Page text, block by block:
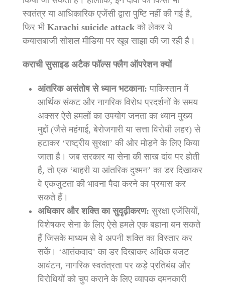
स्वतंत्र या आधिकारिक एजेंसी द्वारा पुष्टि नहीं की गई है,
फिर भी Karachi suicide attack को लेकर ये
कयासबाजी सोशल मीडिया पर खूब साझा की जा रही है।
कराची सुसाइड अटैक फॉल्स फ्लैग ऑपरेशन क्यों
आंतरिक असंतोष से ध्यान भटकाना: पाकिस्तान में
आर्थिक संकट और नागरिक विरोध प्रदर्शनों के समय
अक्सर ऐसे हमलों का उपयोग जनता का ध्यान मुख्य
मुद्दों (जैसे महंगाई, बेरोजगारी या सत्ता विरोधी लहर) से
हटाकर ‘राष्ट्रीय सुरक्षा’ की ओर मोड़ने के लिए किया
जाता है। जब सरकार या सेना की साख दांव पर होती
है, तो एक ‘बाहरी या आंतरिक दुश्मन’ का डर दिखाकर
वे एकजुटता की भावना पैदा करने का प्रयास कर
सकते हैं।
अधिकार और शक्ति का सुदृढ़ीकरण: सुरक्षा एजेंसियों,
विशेषकर सेना के लिए ऐसे हमले एक बहाना बन सकते
हैं जिसके माध्यम से वे अपनी शक्ति का विस्तार कर
सकें। ‘आतंकवाद’ का डर दिखाकर अधिक बजट
आवंटन, नागरिक स्वतंत्रता पर कड़े प्रतिबंध और
विरोधियों को चुप कराने के लिए व्यापक दमनकारी